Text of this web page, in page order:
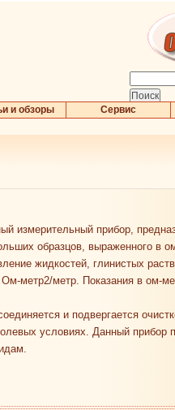
и обзоры Сервис
измерительный прибор,
образцов, выраженного в
жидкостей, глинистых
метр2/метр. Показания в ом-
и подвергается
условиях. Данный прибор